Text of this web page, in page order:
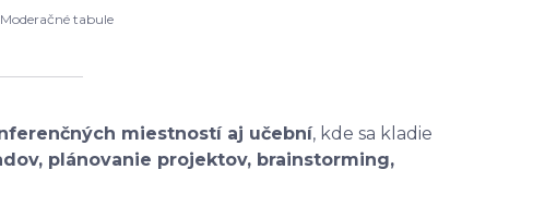
Moderačné tabule
miestností aj učební, kde sa kladie
plánovanie projektov, brainstorming,